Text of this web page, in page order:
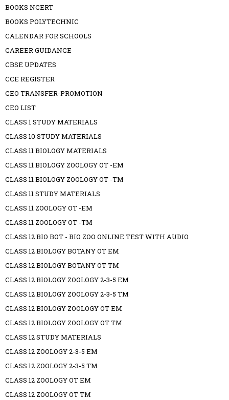
BOOKS NCERT
BOOKS POLYTECHNIC
CALENDAR FOR SCHOOLS
CAREER GUIDANCE
CBSE UPDATES
CCE REGISTER
CEO TRANSFER-PROMOTION
CEO LIST
CLASS 1 STUDY MATERIALS
CLASS 10 STUDY MATERIALS
CLASS 11 BIOLOGY MATERIALS
CLASS 11 BIOLOGY ZOOLOGY OT -EM
CLASS 11 BIOLOGY ZOOLOGY OT -TM
CLASS 11 STUDY MATERIALS
CLASS 11 ZOOLOGY OT -EM
CLASS 11 ZOOLOGY OT -TM
CLASS 12 BIO BOT - BIO ZOO ONLINE TEST WITH AUDIO
CLASS 12 BIOLOGY BOTANY OT EM
CLASS 12 BIOLOGY BOTANY OT TM
CLASS 12 BIOLOGY ZOOLOGY 2-3-5 EM
CLASS 12 BIOLOGY ZOOLOGY 2-3-5 TM
CLASS 12 BIOLOGY ZOOLOGY OT EM
CLASS 12 BIOLOGY ZOOLOGY OT TM
CLASS 12 STUDY MATERIALS
CLASS 12 ZOOLOGY 2-3-5 EM
CLASS 12 ZOOLOGY 2-3-5 TM
CLASS 12 ZOOLOGY OT EM
CLASS 12 ZOOLOGY OT TM